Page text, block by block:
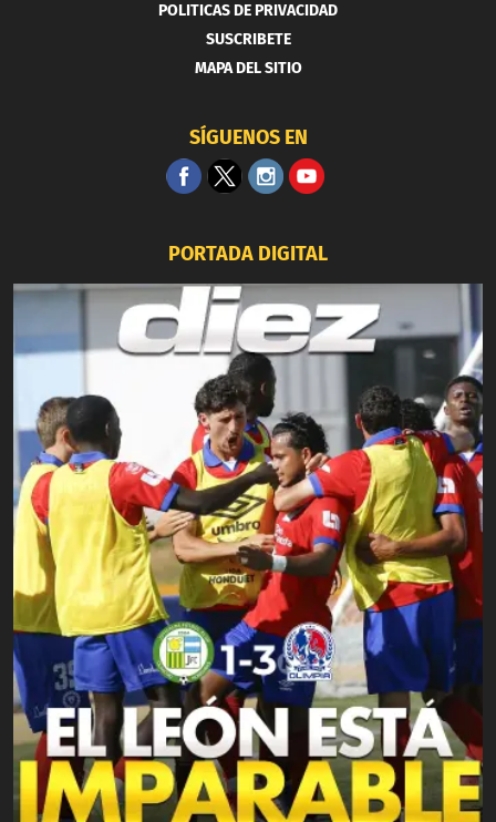
POLITICAS DE PRIVACIDAD
SUSCRIBETE
MAPA DEL SITIO
SÍGUENOS EN
PORTADA DIGITAL